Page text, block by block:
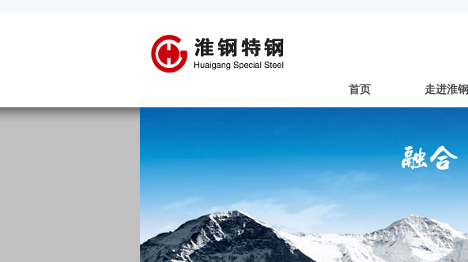
首页 走进淮钢